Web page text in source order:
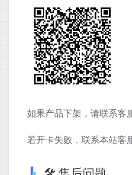
如果产品下架，请联系客
若开卡失败，联系本站客